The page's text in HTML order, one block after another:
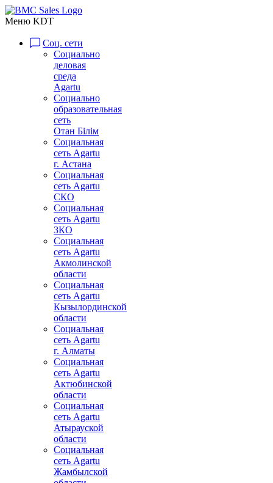
Меню KDT
Соц. сети
Социально
деловая
среда
Agartu
Социально
образовательная
сеть
Отан Бiлiм
Социальная
сеть Agartu
г. Астана
Социальная
сеть Agartu
СКО
Социальная
сеть Agartu
ЗКО
Социальная
сеть Agartu
Акмолинской
области
Социальная
сеть Agartu
Кызылординской
области
Социальная
сеть Agartu
г. Алматы
Социальная
сеть Agartu
Актюбинской
области
Социальная
сеть Agartu
Атырауской
области
Социальная
сеть Agartu
Жамбылской